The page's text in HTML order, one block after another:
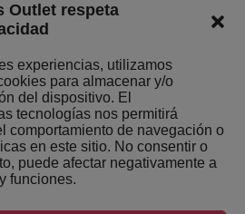
Outlet respeta
experiencias, utilizamos
para almacenar y/o
del dispositivo. El
tecnologías nos permitirá
comportamiento de navegación o
en este sitio. No consentir o
puede afectar negativamente a
funciones.
la semana